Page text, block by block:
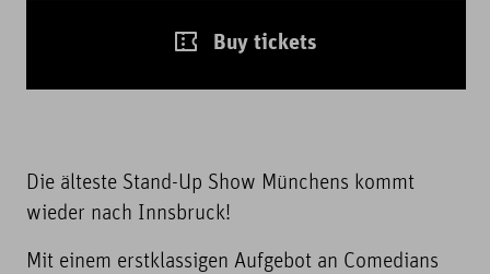
Buy tickets
Die älteste Stand-Up Show Münchens kommt
wieder nach Innsbruck!
Mit einem erstklassigen Aufgebot an Comedians